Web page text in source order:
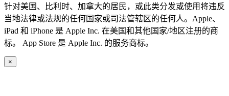
针对美国、比利时、加拿大的居民，或此类分发或使用将违反
当地法律或法规的任何国家或司法管辖区的任何人。Apple、
iPad 和 iPhone 是 Apple Inc. 在美国和其他国家/地区注册的商
标。 App Store 是 Apple Inc. 的服务商标。
×